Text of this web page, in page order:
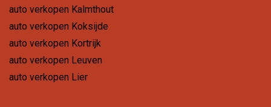
auto verkopen Kalmthout
auto verkopen Koksijde
auto verkopen Kortrijk
auto verkopen Leuven
auto verkopen Lier